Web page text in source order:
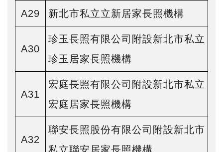
A29 新北市私立立新居家長照機構
A30
珍玉長照有限公司附設新北市私立
珍玉居家長照機構
A31
宏庭長照有限公司附設新北市私立
宏庭居家長照機構
A32
聯安長照股份有限公司附設新北市
私立聯安居家長照機構